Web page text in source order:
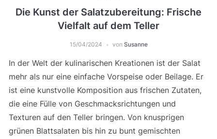
Die Kunst der Salatzubereitung: Frische
Vielfalt auf dem Teller
15/04/2024 von Susanne
In der Welt der kulinarischen Kreationen ist der Salat
mehr als nur eine einfache Vorspeise oder Beilage. Er
ist eine kunstvolle Komposition aus frischen Zutaten,
die eine Fülle von Geschmacksrichtungen und
Texturen auf den Teller bringen. Von knusprigen
grünen Blattsalaten bis hin zu bunt gemischten